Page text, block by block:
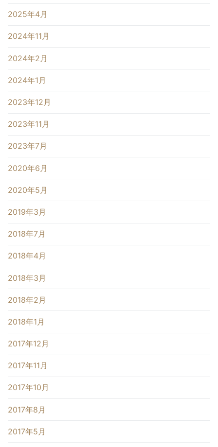
2025年4月
2024年11月
2024年2月
2024年1月
2023年12月
2023年11月
2023年7月
2020年6月
2020年5月
2019年3月
2018年7月
2018年4月
2018年3月
2018年2月
2018年1月
2017年12月
2017年11月
2017年10月
2017年8月
2017年5月